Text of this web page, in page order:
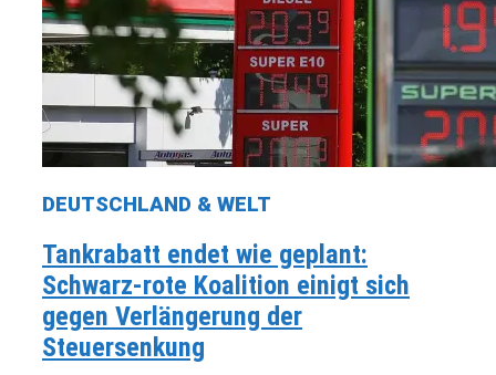
DEUTSCHLAND & WELT
Tankrabatt endet wie geplant:
Schwarz-rote Koalition einigt sich
gegen Verlängerung der
Steuersenkung